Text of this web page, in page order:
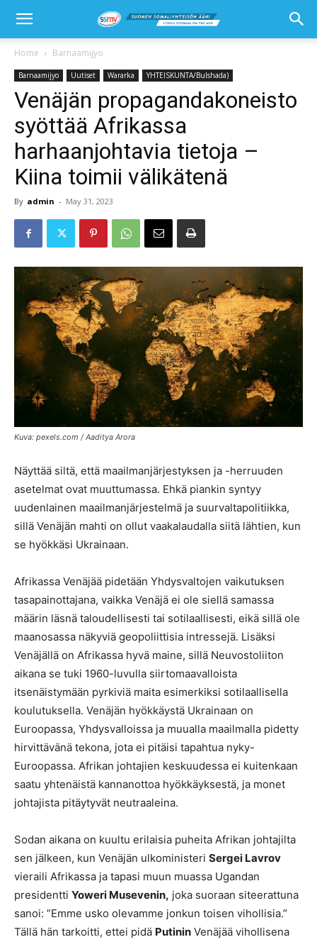
Home Barnaamijyo
Barnaamijyo Uutiset Wararka YHTEISKUNTA/Bulshada)
Venäjän propagandakoneisto
syöttää Afrikassa
harhaanjohtavia tietoja –
Kiina toimii välikätenä
By admin - May 31, 2023
Kuva: pexels.com / Aaditya Arora
Näyttää siltä, että maailmanjärjestyksen ja -herruuden
asetelmat ovat muuttumassa. Ehkä piankin syntyy
uudenlainen maailmanjärjestelmä ja suurvaltapolitiikka,
sillä Venäjän mahti on ollut vaakalaudalla siitä lähtien, kun
se hyökkäsi Ukrainaan.
Afrikassa Venäjää pidetään Yhdysvaltojen vaikutuksen
tasapainottajana, vaikka Venäjä ei ole siellä samassa
määrin läsnä taloudellisesti tai sotilaallisesti, eikä sillä ole
maanosassa näkyviä geopoliittisia intressejä. Lisäksi
Venäjällä on Afrikassa hyvä maine, sillä Neuvostoliiton
aikana se tuki 1960-luvulla siirtomaavalloista
itsenäistymään pyrkiviä maita esimerkiksi sotilaallisella
koulutuksella. Venäjän hyökkäystä Ukrainaan on
Euroopassa, Yhdysvalloissa ja muualla maailmalla pidetty
hirvittävänä tekona, jota ei pitäisi tapahtua nyky-
Euroopassa. Afrikan johtajien keskuudessa ei kuitenkaan
saatu yhtenäistä kannanottoa hyökkäyksestä, ja monet
johtajista pitäytyvät neutraaleina.
Sodan aikana on kuultu erilaisia puheita Afrikan johtajilta
sen jälkeen, kun Venäjän ulkoministeri Sergei Lavrov
vieraili Afrikassa ja tapasi muun muassa Ugandan
presidentti Yoweri Musevenin, joka suoraan siteerattuna
sanoi: ”Emme usko olevamme jonkun toisen vihollisia.”
Tällä hän tarkoitti, ettei pidä Putinin Venäjää vihollisena